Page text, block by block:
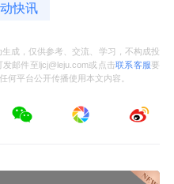
快讯
成，仅供参考、交流、学习，不构成投
邮件至ljcj@leju.com或点击联系客服要
何平台公开传播使用本文内容。